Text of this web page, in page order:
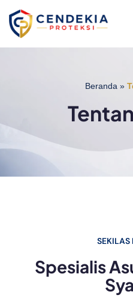
Beranda »
SEKILAS
Spesialis